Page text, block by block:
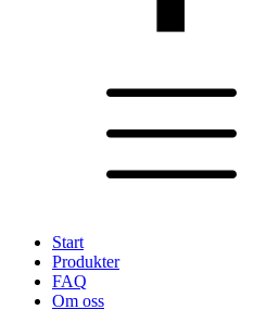
Start
Produkter
FAQ
Om oss